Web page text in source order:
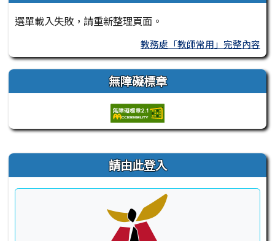
選單載入失敗，請重新整理頁面。
教務處「教師常用」完整內容
無障礙標章
右邊區域內容 請由此登入